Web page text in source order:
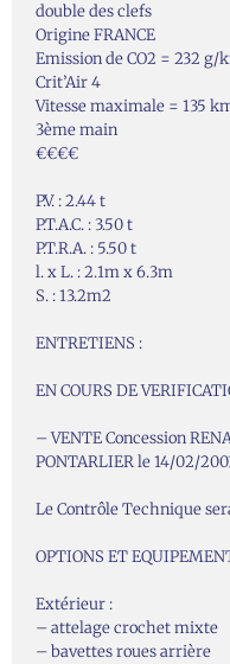
double des clefs
Origine FRANCE
Emission de CO2 = 232 g/
Crit’Air 4
Vitesse maximale = 135
3ème main
€€€€
P.V. : 2.44 t
P.T.A.C. : 3.50 t
P.T.R.A. : 5.50 t
l. x L. : 2.1m x 6.3m
S. : 13.2m2
ENTRETIENS :
EN COURS DE
– VENTE Concession
PONTARLIER le 14/02/
Le Contrôle Technique
OPTIONS ET
Extérieur :
– attelage crochet mixte
– bavettes roues arrière